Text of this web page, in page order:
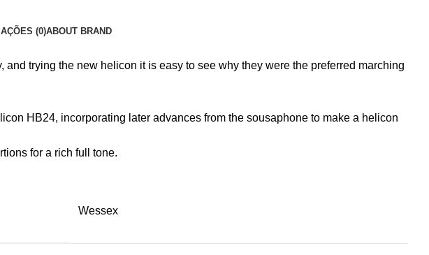
(0)ABOUT BRAND
trying the new helicon it is easy to see why they were the preferred marching
HB24, incorporating later advances from the sousaphone to make a helicon
for a rich full tone.
Wessex